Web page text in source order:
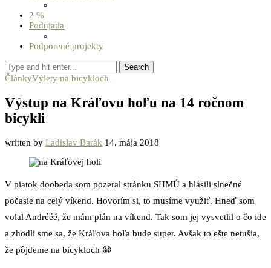
2 %
Podujatia
Podporené projekty
Search
ČlánkyVýlety na bicykloch
Výstup na Kráľovu hoľu na 14 ročnom
bicykli
written by Ladislav Barák 14. mája 2018
V piatok doobeda som pozeral stránku SHMÚ a hlásili slnečné
počasie na celý víkend. Hovorím si, to musíme využiť. Hneď som
volal Andrééé, že mám plán na víkend. Tak som jej vysvetlil o čo ide
a zhodli sme sa, že Kráľova hoľa bude super. Avšak to ešte netušia,
že pôjdeme na bicykloch 😀